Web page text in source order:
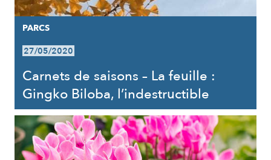
PARCS
27/05/2020
Carnets de saisons – La feuille :
Gingko Biloba, l’indestructible